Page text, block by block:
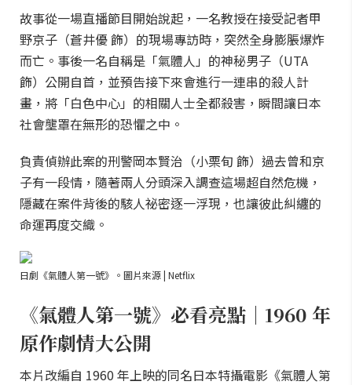
故事從一場直播節目開始說起，一名教授在接受記者甲
野京子（蒼井優 飾）的現場專訪時，突然全身膨脹爆炸
而亡。事後一名自稱是「氣體人」的神秘男子（UTA
飾）公開自首，並預告接下來會進行一連串的殺人計
畫，將「白色中心」的相關人士全都殺害，瞬間讓日本
社會壟罩在無形的恐懼之中。
負責偵辦此案的刑警岡本賢治（小栗旬 飾）過去曾和京
子有一段情，隨著兩人分頭深入調查這場超自然危機，
隱藏在案件背後的駭人祕密逐一浮現，也讓彼此糾纏的
命運再度交織。
日劇《氣體人第一號》。圖片來源 | Netflix
《氣體人第一號》必看亮點｜1960 年
原作劇情大公開
本片改編自 1960 年上映的同名日本特攝電影《氣體人第